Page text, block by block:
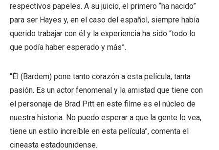
respectivos papeles. A su juicio, el primero “ha nacido”
para ser Hayes y, en el caso del español, siempre había
querido trabajar con él y la experiencia ha sido “todo lo
que podía haber esperado y más”.
“Él (Bardem) pone tanto corazón a esta película, tanta
pasión. Es un actor fenomenal y la amistad que tiene con
el personaje de Brad Pitt en este filme es el núcleo de
nuestra historia. No puedo esperar a que la gente lo vea,
tiene un estilo increíble en esta película”, comenta el
cineasta estadounidense.